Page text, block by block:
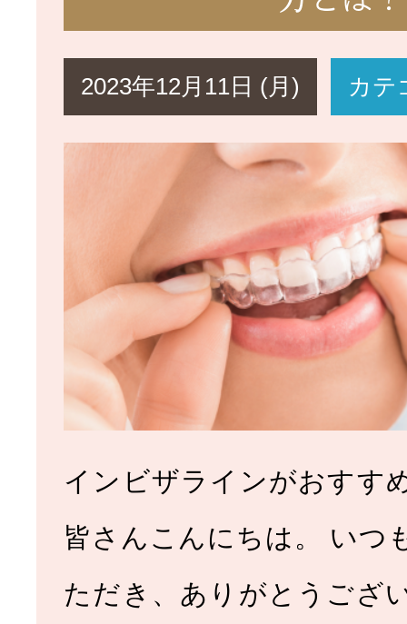
2023年12月11日 (月) カテ
インビザラインがおすす
皆さんこんにちは。 いつ
ただき、ありがとうござ